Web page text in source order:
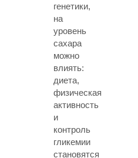
генетики,
на
уровень
сахара
можно
влиять:
диета,
физическая
активность
и
контроль
гликемии
становятся